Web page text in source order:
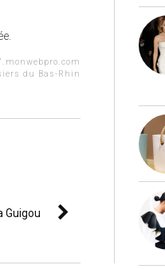
du Bas-Rhin
Guigou